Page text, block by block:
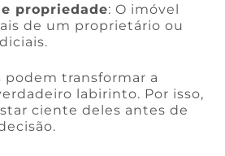
propriedade: O imóvel
de um proprietário ou
podem transformar a
labirinto. Por isso,
ciente deles antes de